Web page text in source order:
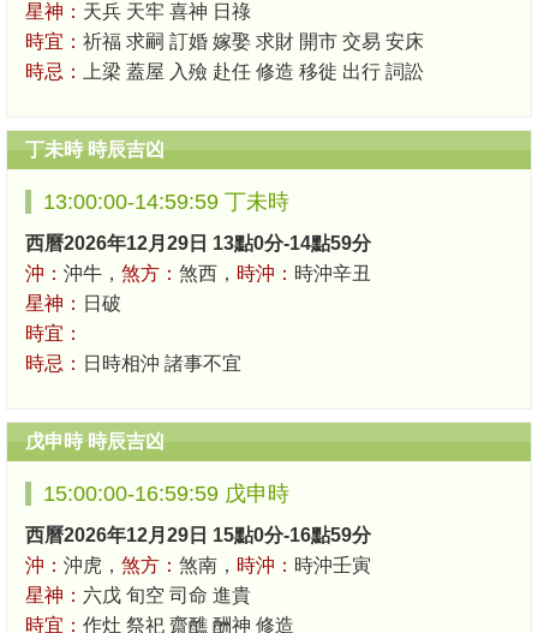
星神： 天兵 天牢 喜神 日祿
時宜： 祈福 求嗣 訂婚 嫁娶 求財 開市 交易 安床
時忌：
上梁 蓋屋 入殮 赴任 修造 移徙 出行 詞訟
丁未時 時辰吉凶
13:00:00-14:59:59 丁未時
西曆2026年12月29日 13點0分-14點59分
沖： 沖牛， 煞方： 煞西， 時沖： 時沖辛丑
星神： 日破
時宜：
時忌： 日時相沖 諸事不宜
戊申時 時辰吉凶
15:00:00-16:59:59 戊申時
西曆2026年12月29日 15點0分-16點59分
沖： 沖虎， 煞方： 煞南， 時沖： 時沖壬寅
星神： 六戊 旬空 司命 進貴
時宜： 作灶 祭祀 齋醮 酬神 修造